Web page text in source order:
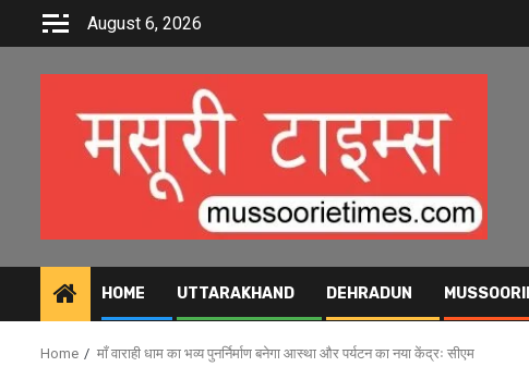
August 6, 2026
HOME UTTARAKHAND DEHRADUN
Home माँ वाराही धाम का भव्य पुनर्निर्माण बनेगा आस्था और पर्यटन का नया केंद्रः सीएम